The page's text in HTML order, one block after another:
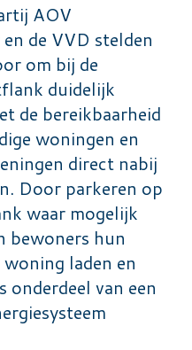
AOV
de VVD stelden
om bij de
duidelijk
de bereikbaarheid
woningen en
direct nabij
Door parkeren op
waar mogelijk
bewoners hun
laden en
onderdeel van een